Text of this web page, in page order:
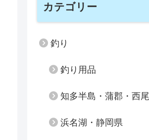
カテゴリー
釣り
釣り用品
知多半島・蒲郡・西尾
浜名湖・静岡県